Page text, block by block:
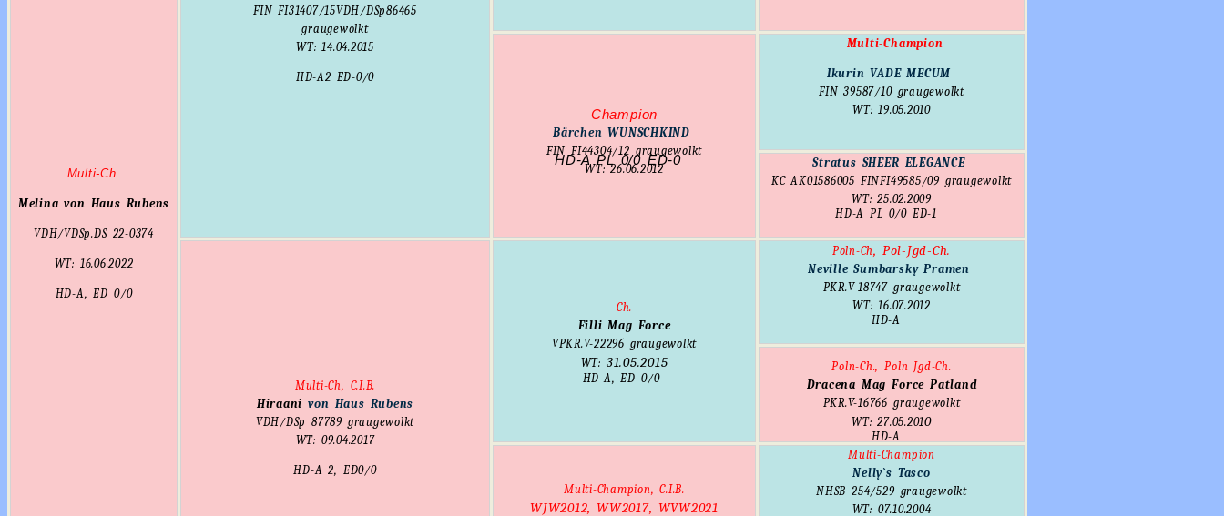
Multi-Ch.
Melina von Haus Rubens
VDH/VDSp.DS 22-0374
WT: 16.06.2022
HD-A, ED 0/0
FIN FI31407/15VDH/DSp86465
graugewolkt
WT: 14.04.2015
HD-A2 ED-0/0
Champion
Bärchen WUNSCHKIND
FIN FI44304/12 graugewolkt
WT: 26.06.2012
HD-A PL 0/0 ED-0
Multi-Champion
Ikurin VADE MECUM
FIN 39587/10 graugewolkt
WT: 19.05.2010
Stratus SHEER ELEGANCE
KC AK01586005 FINFI49585/09 graugewolkt
WT: 25.02.2009
HD-A PL 0/0 ED-1
Multi-Ch, C.I.B.
Hiraani von Haus Rubens
VDH/DSp 87789 graugewolkt
WT: 09.04.2017
HD-A 2, ED0/0
Ch.
Filli Mag Force
VPKR.V-22296 graugewolkt
WT: 31.05.2015
HD-A, ED 0/0
Poln-Ch, Pol-Jgd-Ch.
Neville Sumbarsky Pramen
PKR.V-18747 graugewolkt
WT: 16.07.2012
HD-A
Poln-Ch., Poln Jgd-Ch.
Dracena Mag Force Patland
PKR.V-16766 graugewolkt
WT: 27.05.2010
HD-A
Multi-Champion, C.I.B.
WJW2012, WW2017, WVW2021
Multi-Champion
Nelly`s Tasco
NHSB 254/529 graugewolkt
WT: 07.10.2004